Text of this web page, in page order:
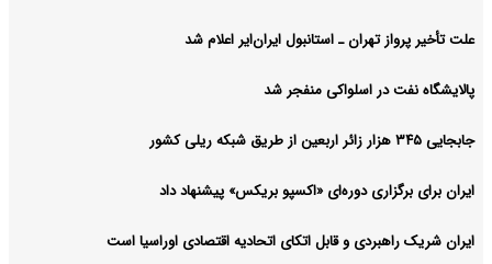
علت تأخیر پرواز تهران ـ استانبول ایران‌ایر اعلام شد
پالایشگاه نفت در اسلواکی منفجر شد
جابجایی ۳۴۵ هزار زائر اربعین از طریق شبکه ریلی کشور
ایران برای برگزاری دوره‌ای «اکسپو بریکس» پیشنهاد داد
ایران شریک راهبردی و قابل اتکای اتحادیه اقتصادی اوراسیا است